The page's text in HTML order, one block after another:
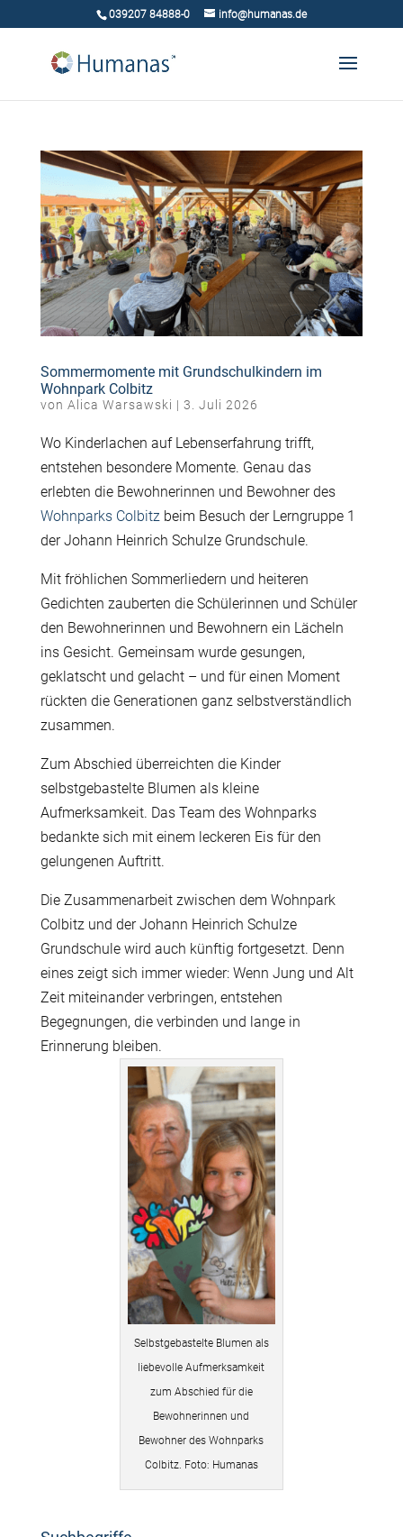
039207 84888-0 info@humanas.de
Sommermomente mit Grundschulkindern im
Wohnpark Colbitz
von Alica Warsawski | 3. Juli 2026
Wo Kinderlachen auf Lebenserfahrung trifft,
entstehen besondere Momente. Genau das
erlebten die Bewohnerinnen und Bewohner des
Wohnparks Colbitzbeim Besuch der Lerngruppe 1
der Johann Heinrich Schulze Grundschule.
Mit fröhlichen Sommerliedern und heiteren
Gedichten zauberten die Schülerinnen und Schüler
den Bewohnerinnen und Bewohnern ein Lächeln
ins Gesicht. Gemeinsam wurde gesungen,
geklatscht und gelacht – und für einen Moment
rückten die Generationen ganz selbstverständlich
zusammen.
Zum Abschied überreichten die Kinder
selbstgebastelte Blumen als kleine
Aufmerksamkeit. Das Team des Wohnparks
bedankte sich mit einem leckeren Eis für den
gelungenen Auftritt.
Die Zusammenarbeit zwischen dem Wohnpark
Colbitz und der Johann Heinrich Schulze
Grundschule wird auch künftig fortgesetzt. Denn
eines zeigt sich immer wieder: Wenn Jung und Alt
Zeit miteinander verbringen, entstehen
Begegnungen, die verbinden und lange in
Erinnerung bleiben.
Selbstgebastelte Blumen als
liebevolle Aufmerksamkeit
zum Abschied für die
Bewohnerinnen und
Bewohner des Wohnparks
Colbitz. Foto: Humanas